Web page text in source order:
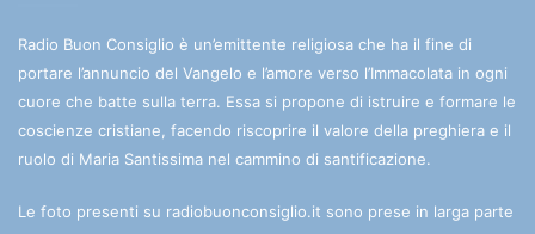
Radio Buon Consiglio è un’emittente religiosa che ha il fine di
portare l’annuncio del Vangelo e l’amore verso l’Immacolata in ogni
cuore che batte sulla terra. Essa si propone di istruire e formare le
coscienze cristiane, facendo riscoprire il valore della preghiera e il
ruolo di Maria Santissima nel cammino di santificazione.
Le foto presenti su radiobuonconsiglio.it sono prese in larga parte